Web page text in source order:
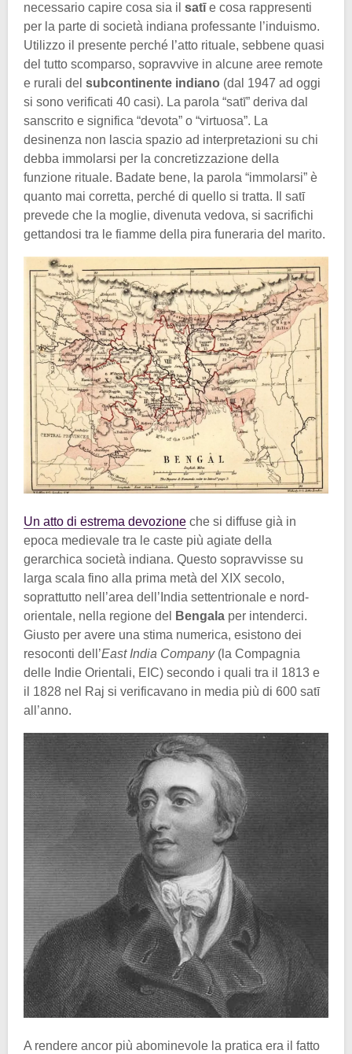
necessario capire cosa sia il satīe cosa rappresenti
per la parte di società indiana professante l’induismo.
Utilizzo il presente perché l’atto rituale, sebbene quasi
del tutto scomparso, sopravvive in alcune aree remote
e rurali del subcontinente indiano (dal 1947 ad oggi
si sono verificati 40 casi). La parola “satī” deriva dal
sanscrito e significa “devota” o “virtuosa”. La
desinenza non lascia spazio ad interpretazioni su chi
debba immolarsi per la concretizzazione della
funzione rituale. Badate bene, la parola “immolarsi” è
quanto mai corretta, perché di quello si tratta. Il satī
prevede che la moglie, divenuta vedova, si sacrifichi
gettandosi tra le fiamme della pira funeraria del marito.
Un atto di estrema devozione che si diffuse già in
epoca medievale tra le caste più agiate della
gerarchica società indiana. Questo sopravvisse su
larga scala fino alla prima metà del XIX secolo,
soprattutto nell’area dell’India settentrionale e nord-
orientale, nella regione del
Bengala per intenderci.
Giusto per avere una stima numerica, esistono dei
resoconti dell’East India Company(la Compagnia
delle Indie Orientali, EIC) secondo i quali tra il 1813 e
il 1828 nel Raj si verificavano in media più di 600 satī
all’anno.
A rendere ancor più abominevole la pratica era il fatto